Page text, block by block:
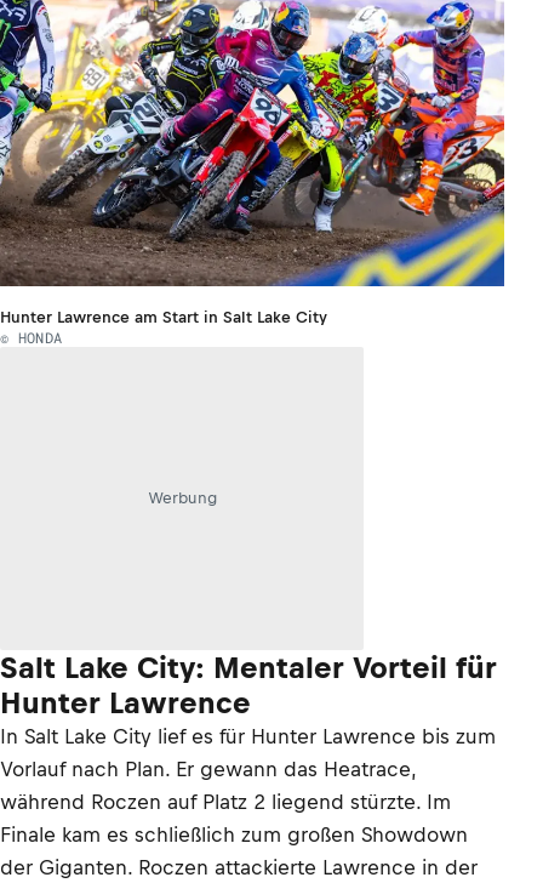
Hunter Lawrence am Start in Salt Lake City
© HONDA
Werbung
Salt Lake City: Mentaler Vorteil für
Hunter Lawrence
In Salt Lake City lief es für Hunter Lawrence bis zum
Vorlauf nach Plan. Er gewann das Heatrace,
während Roczen auf Platz 2 liegend stürzte. Im
Finale kam es schließlich zum großen Showdown
der Giganten. Roczen attackierte Lawrence in der